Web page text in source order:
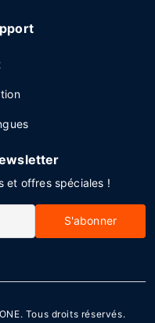
et offres spéciales !
S'abonner
. Tous droits réservés.